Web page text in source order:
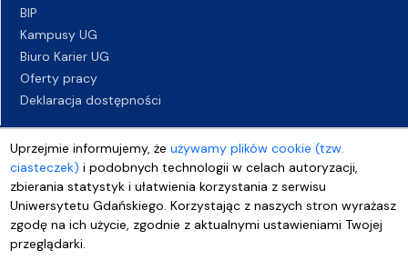
Uprzejmie informujemy, żeużywamy plików cookie (tzw.
ciasteczek) i podobnych technologii w celach autoryzacji,
zbierania statystyk i ułatwienia korzystania z serwisu
Uniwersytetu Gdańskiego. Korzystając z naszych stron wyrażasz
zgodę na ich użycie, zgodnie z aktualnymi ustawieniami Twojej
przeglądarki.
BIP
Kampusy UG
Biuro Karier UG
Oferty pracy
Deklaracja dostępności